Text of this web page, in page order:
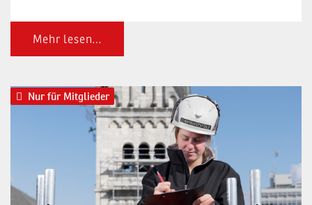
Mehr lesen…
Nur für Mitglieder